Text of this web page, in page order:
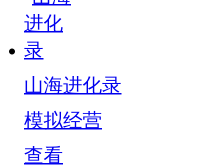
山海进化录
模拟经营
查看